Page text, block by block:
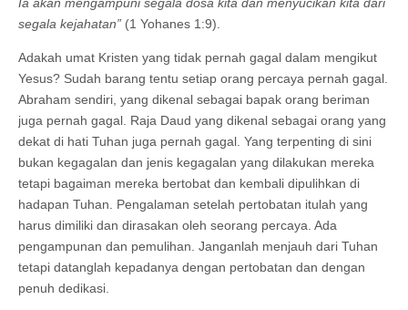
segala kejahatan” (1 Yohanes 1:9).
Adakah umat Kristen yang tidak pernah gagal dalam mengikut
Yesus? Sudah barang tentu setiap orang percaya pernah gagal.
Abraham sendiri, yang dikenal sebagai bapak orang beriman
juga pernah gagal. Raja Daud yang dikenal sebagai orang yang
dekat di hati Tuhan juga pernah gagal. Yang terpenting di sini
bukan kegagalan dan jenis kegagalan yang dilakukan mereka
tetapi bagaiman mereka bertobat dan kembali dipulihkan di
hadapan Tuhan. Pengalaman setelah pertobatan itulah yang
harus dimiliki dan dirasakan oleh seorang percaya. Ada
pengampunan dan pemulihan. Janganlah menjauh dari Tuhan
tetapi datanglah kepadanya dengan pertobatan dan dengan
penuh dedikasi.